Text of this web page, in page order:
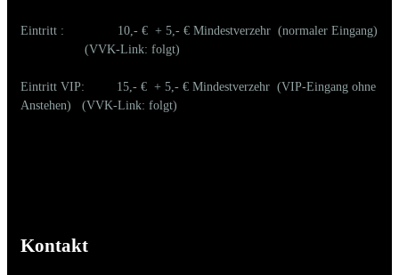
Eintritt : 10,- € + 5,- € Mindestverzehr (normaler Eingang)
(VVK-Link: folgt)
Eintritt VIP: 15,- € + 5,- € Mindestverzehr (VIP-Eingang ohne
Anstehen) (VVK-Link: folgt)
Kontakt